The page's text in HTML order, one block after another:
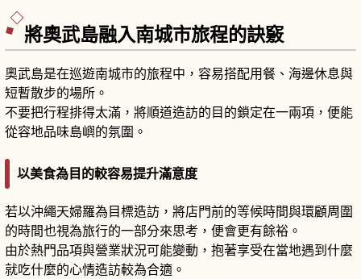
將奧武島融入南城市旅程的訣竅
奧武島是在巡遊南城市的旅程中，容易搭配用餐、海邊休息與
短暫散步的場所。
不要把行程排得太滿，將順道造訪的目的鎖定在一兩項，便能
從容地品味島嶼的氛圍。
以美食為目的較容易提升滿意度
若以沖繩天婦羅為目標造訪，將店門前的等候時間與環顧周圍
的時間也視為旅行的一部分來思考，便會更有餘裕。
由於熱門品項與營業狀況可能變動，抱著享受在當地遇到什麼
就吃什麼的心情造訪較為合適。